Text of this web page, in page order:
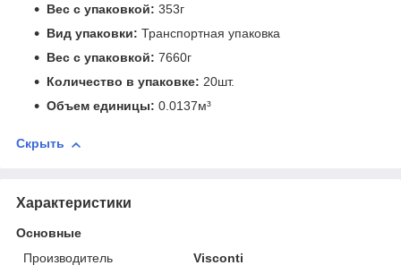
Вес с упаковкой: 353г
Вид упаковки: Транспортная упаковка
Вес с упаковкой: 7660г
Количество в упаковке: 20шт.
Объем единицы: 0.0137м³
Скрыть
Характеристики
Основные
Производитель
Visconti